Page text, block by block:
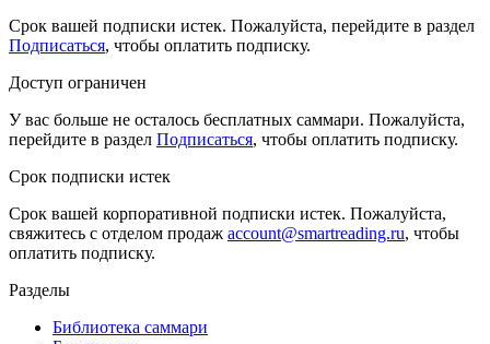
Срок вашей подписки истек. Пожалуйста, перейдите в раздел
Подписаться, чтобы оплатить подписку.
Доступ ограничен
У вас больше не осталось бесплатных саммари. Пожалуйста,
перейдите в раздел Подписаться, чтобы оплатить подписку.
Срок подписки истек
Срок вашей корпоративной подписки истек. Пожалуйста,
свяжитесь с отделом продаж account@smartreading.ru, чтобы
оплатить подписку.
Разделы
Библиотека саммари